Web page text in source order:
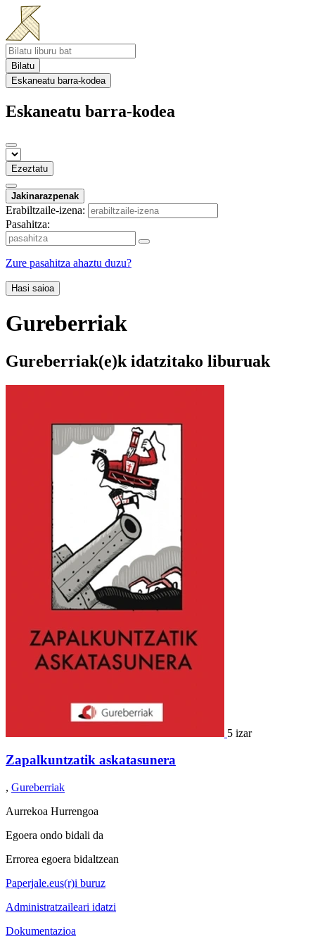
Bilatu
Eskaneatu barra-kodea
Eskaneatu barra-kodea
Ezeztatu
Jakinarazpenak
Erabiltzaile-izena:
Pasahitza:
Zure pasahitza ahaztu duzu?
Hasi saioa
Gureberriak
Gureberriak(e)k idatzitako liburuak
5 izar
Zapalkuntzatik askatasunera
, Gureberriak
Aurrekoa Hurrengoa
Egoera ondo bidali da
Errorea egoera bidaltzean
Paperjale.eus(r)i buruz
Administratzaileari idatzi
Dokumentazioa